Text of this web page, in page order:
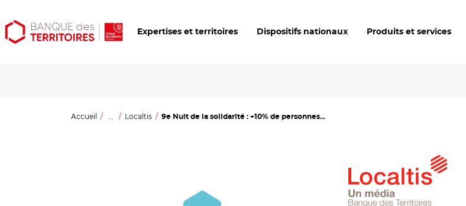
Aller
au
Aller
au
Ouvrir
les
Expertises et territoires Dispositifs nationaux Produits et services
Accueil ... Localtis 9e Nuit de la solidarité : +10% de personnes...